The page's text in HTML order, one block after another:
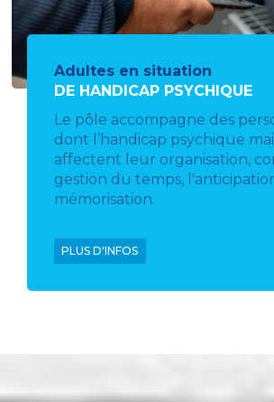
Adultes en situation
DE HANDICAP PSYCHIQUE
Le pôle accompagne des
dont l’handicap psychique
affectent leur organisation,
gestion du temps,
mémorisation.
PLUS D'INFOS